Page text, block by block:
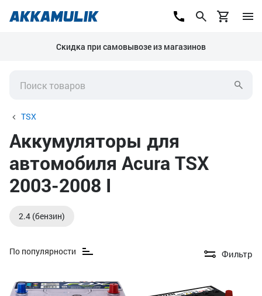
Скидка при самовывозе из магазинов
TSX
Аккумуляторы для
автомобиля Acura TSX
2003-2008 I
2.4 (бензин)
По популярности Фильтр